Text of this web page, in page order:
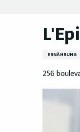
ERNÄHRUNG
256